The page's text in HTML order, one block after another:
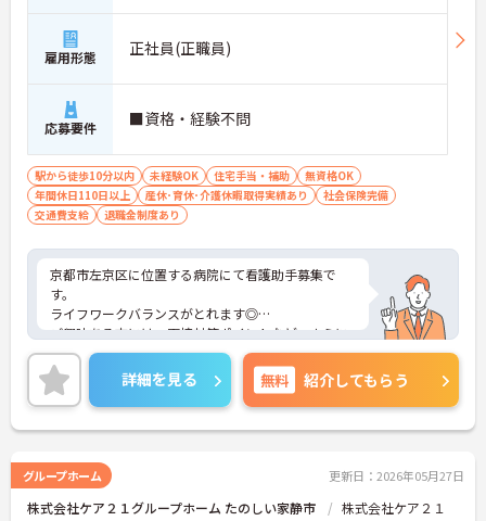
雇用形態 正社員(正職員)
応募要件 ■資格・経験不問
駅から徒歩10分以内 未経験OK 住宅手当・補助
無資格OK
年間休日110日以上
産休･育休･介護休暇取得実績あり
社会保険完備
交通費支給
退職金制度あり
京都市左京区に位置する病院にて看護助手募集で
す。
ライフワークバランスがとれます◎
ご興味ある方には、面接対策ポイントなど、さらに
詳細をお話しいたしますのでお気軽にご相談くださ
い！
詳細を見る 無料 紹介してもらう
グループホーム 更新日：2026年05月27日
株式会社ケア２１グループホーム たのしい家静市 株式会社ケア２１